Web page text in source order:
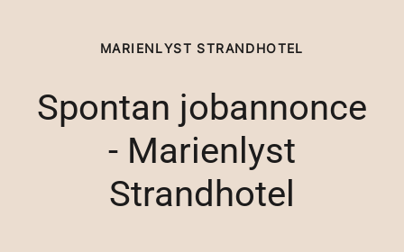
MARIENLYST STRANDHOTEL
Spontan jobannonce
- Marienlyst
Strandhotel